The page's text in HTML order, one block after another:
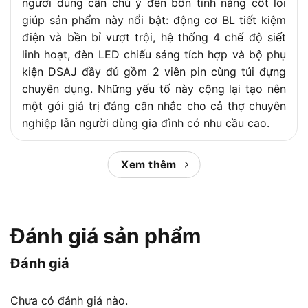
giúp sản phẩm này nổi bật: động cơ BL tiết kiệm
điện và bền bỉ vượt trội, hệ thống 4 chế độ siết
linh hoạt, đèn LED chiếu sáng tích hợp và bộ phụ
kiện DSAJ đầy đủ gồm 2 viên pin cùng túi đựng
chuyên dụng. Những yếu tố này cộng lại tạo nên
một gói giá trị đáng cân nhắc cho cả thợ chuyên
nghiệp lẫn người dùng gia đình có nhu cầu cao.
So với các dòng máy vặn vít 12V khác trên thị
trường như Bosch GDR 12V-105 hay Dewalt
hiệu năng cạnh tranh. Bài viết dưới đây,
Dùngphân tích chi tiết thông số kỹ thuật, tính
năng, ưu nhược điểm và so sánh toàn diện để giúp
bạn đưa ra quyết định mua hàng chính xác nhất.
Xem thêm
Đánh giá sản phẩm
Đánh giá
Chưa có đánh giá nào.